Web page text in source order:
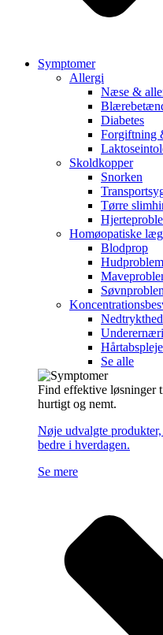
Symptomer
Allergi
Næse &
Diabetes
Forgiftning
Skoldkopper
Snorken
Tørre
Homøopatiske
Blodprop
Nedtrykthed
Hårtabspleje
Se alle
Find effektive løsninger
hurtigt og nemt.
Nøje udvalgte
bedre i hverdagen.
Se mere